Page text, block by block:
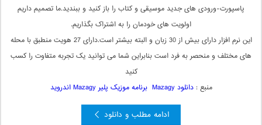
پاسپورت-ورودی های جدید موسیقی و کتاب را باز کنید و ببندید.ما تصمیم داریم
اولویت های خودمان را به اشتراک بگذاریم.
این نرم افزار دارای بیش از 30 زبان و البته بیشتر است.دارای 27 هویت منطبق با محله
های مختلف و منحصر به فرد است بنابراین شما می توانید یک تجربه متفاوت را کسب
کنید
منبع :دانلود Mazagy برنامه موزیک پلیر Mazagy اندروید
ادامه مطلب و دانلود